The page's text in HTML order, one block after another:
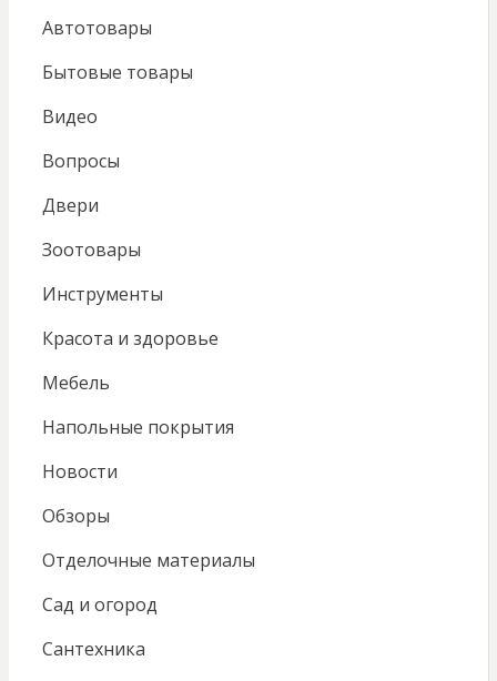
Автотовары
Бытовые товары
Видео
Вопросы
Двери
Зоотовары
Инструменты
Красота и здоровье
Мебель
Напольные покрытия
Новости
Обзоры
Отделочные материалы
Сад и огород
Сантехника